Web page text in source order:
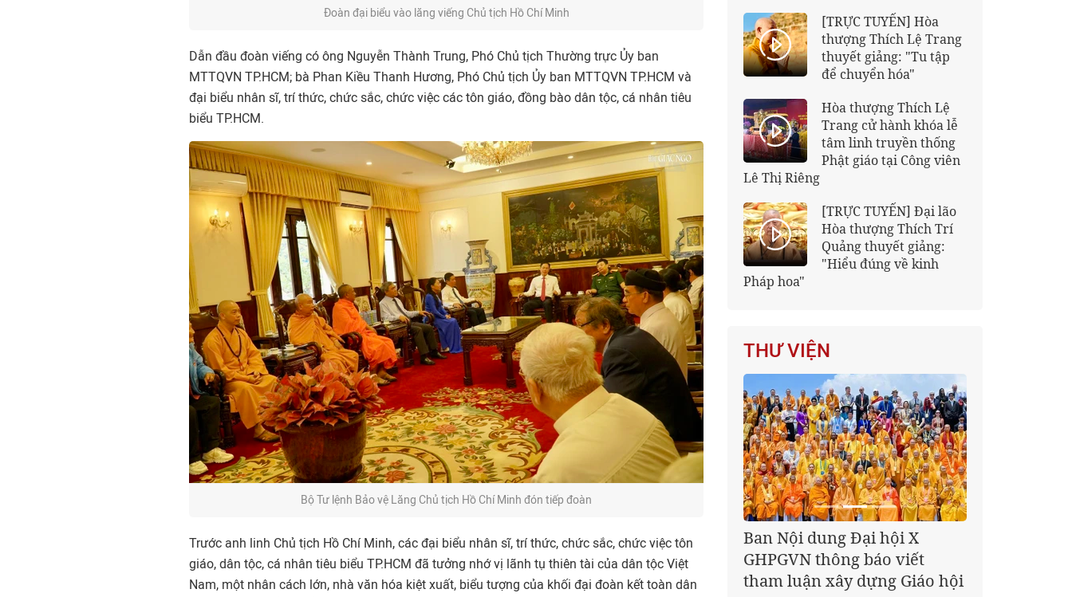
Đoàn đại biểu vào lăng viếng Chủ tịch Hồ Chí Minh
Dẫn đầu đoàn viếng có ông Nguyễn Thành Trung, Phó Chủ tịch Thường trực Ủy ban
MTTQVN TP.HCM; bà Phan Kiều Thanh Hương, Phó Chủ tịch Ủy ban MTTQVN TP.HCM và
đại biểu nhân sĩ, trí thức, chức sắc, chức việc các tôn giáo, đồng bào dân tộc, cá nhân tiêu
biểu TP.HCM.
Bộ Tư lệnh Bảo vệ Lăng Chủ tịch Hồ Chí Minh đón tiếp đoàn
Trước anh linh Chủ tịch Hồ Chí Minh, các đại biểu nhân sĩ, trí thức, chức sắc, chức việc tôn
giáo, dân tộc, cá nhân tiêu biểu TP.HCM đã tưởng nhớ vị lãnh tụ thiên tài của dân tộc Việt
Nam, một nhân cách lớn, nhà văn hóa kiệt xuất, biểu tượng của khối đại đoàn kết toàn dân
[TRỰC TUYẾN] Hòa
thượng Thích Lệ Trang
thuyết giảng: "Tu tập
để chuyển hóa"
Hòa thượng Thích Lệ
Trang cử hành khóa lễ
tâm linh truyền thống
Phật giáo tại Công viên
Lê Thị Riêng
[TRỰC TUYẾN] Đại lão
Hòa thượng Thích Trí
Quảng thuyết giảng:
"Hiểu đúng về kinh
Pháp hoa"
THƯ VIỆN
Giáo hội kêu gọi Tăng Ni,
Phật tử cả nước thể hiện tấm
lòng tri ân trọn vẹn nghĩa